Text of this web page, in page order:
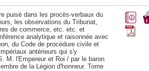
puisé dans les procès-verbaux du
les observations du Tribunat,
de commerce, etc. etc. et
analytique et raisonnée avec
du Code de procédure civile et
antérieurs qui s'y
M. l'Empereur et Roi / par le baron
de la Légion d'honneur. Tome